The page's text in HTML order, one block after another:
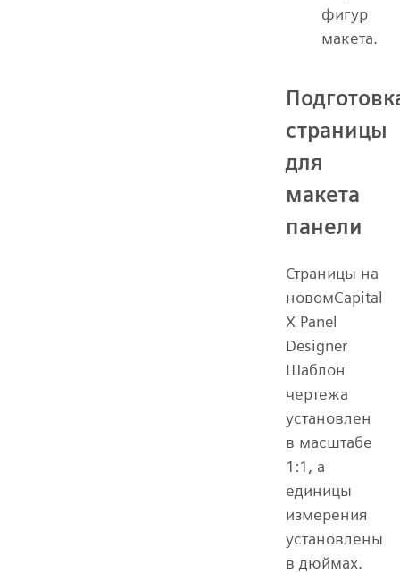
фигур
макета.
страницы
для
макета
панели
Страницы на
новомCapital
X Panel
Designer
Шаблон
чертежа
установлен
в масштабе
1:1, а
единицы
измерения
установлены
в дюймах.